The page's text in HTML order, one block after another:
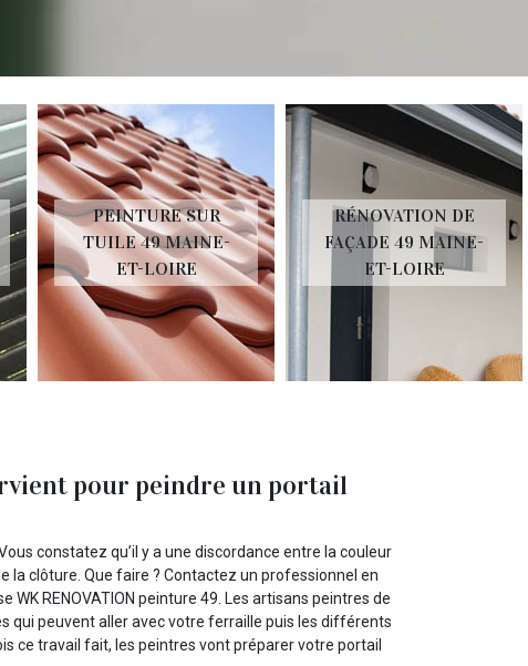
PEINTURE SUR
TUILE 49 MAINE-
ET-LOIRE
RÉNOVATION DE
FAÇADE 49 MAINE-
ET-LOIRE
pour peindre un portail
constatez qu’il y a une discordance entre la couleur
la clôture. Que faire ? Contactez un professionnel en
RENOVATION peinture 49. Les artisans peintres de
peuvent aller avec votre ferraille puis les différents
ce travail fait, les peintres vont préparer votre portail